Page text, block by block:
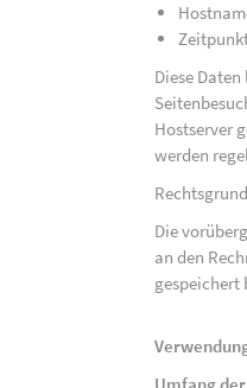
Diese
Hostserver
werden
Die
an den
gespeichert